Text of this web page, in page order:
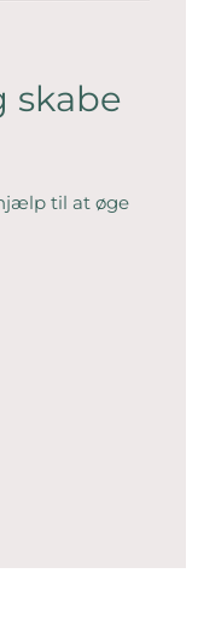
skabe
til at øge